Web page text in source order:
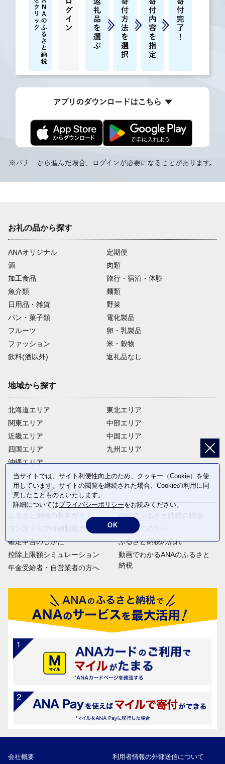
お礼の品から探す
ANAオリジナル
定期便
酒
肉類
加工食品
旅行・宿泊・体験
魚介類
麺類
日用品・雑貨
野菜
パン・菓子類
電化製品
フルーツ
卵・乳製品
ファッション
米・穀物
飲料(酒以外)
返礼品なし
地域から探す
北海道エリア
関東エリア
近畿エリア
四国エリア
沖縄エリア
東北エリア
中部エリア
中国エリア
九州エリア
ふるさと納税ガイド
ふるさと納税の基本ガイド
ワンストップ特例制度ガイド
確定申告のしかた
控除上限額シミュレーション
年金受給者・自営業者の方へ
ANAのふるさと納税の特徴
はじめての方へ
ふるさと納税の流れ
動画でわかるANAのふるさと
納税
会社概要 利用者情報の外部送信について
当サイトでは、サイト利便性向上のため、クッキー（Cookie）を使
用しています。サイトの閲覧を継続された場合、Cookieの利用に同
意したことものといたします。
詳細についてはプライバシーポリシーをお読みください。
OK